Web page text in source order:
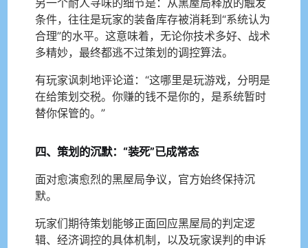
条件，往往是玩家的装备库存被消耗到“系统认为
合理”的水平。这意味着，无论你技术多好、战术
多精妙，最终都逃不过策划的调控算法。
有玩家讽刺地评论道：“这哪里是玩游戏，分明是
在给策划交税。你赚的钱不是你的，是系统暂时
替你保管的。”
四、策划的沉默：“装死”已成常态
面对愈演愈烈的黑屋局争议，官方始终保持沉
默。
玩家们期待策划能够正面回应黑屋局的判定逻
辑、经济调控的具体机制，以及玩家误判的申诉